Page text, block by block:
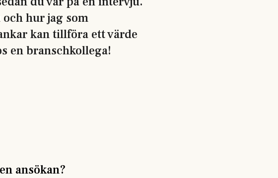
hur jag som
kan tillföra ett värde
en branschkollega!
ansökan?